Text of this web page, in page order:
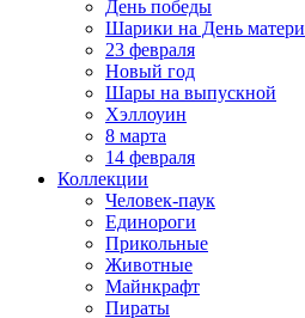
День победы
Шарики на День матери
23 февраля
Новый год
Шары на выпускной
Хэллоуин
8 марта
14 февраля
Коллекции
Человек-паук
Единороги
Прикольные
Животные
Майнкрафт
Пираты